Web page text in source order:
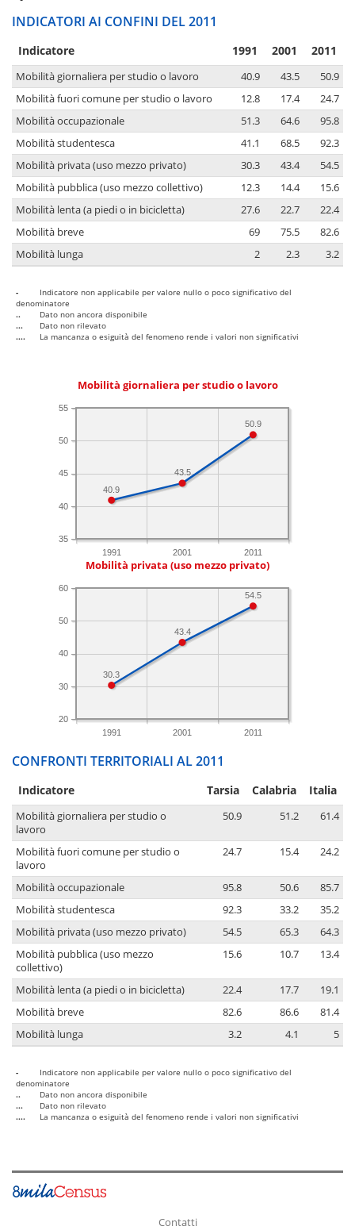
INDICATORI AI CONFINI DEL 2011
Indicatore 1991 2001 2011
Mobilità giornaliera per studio o lavoro 40.9 43.5
50.9
Mobilità fuori comune per studio o lavoro
12.8 17.4
24.7
Mobilità occupazionale
51.3 64.6
95.8
Mobilità studentesca
41.1 68.5
92.3
Mobilità privata (uso mezzo privato)
30.3 43.4
54.5
Mobilità pubblica (uso mezzo collettivo)
12.3 14.4
15.6
Mobilità lenta (a piedi o in bicicletta)
27.6 22.7
22.4
Mobilità breve
69 75.5
82.6
Mobilità lunga
2 2.3 3.2
-
Indicatore non applicabile per valore nullo o poco significativo del
denominatore
..
Dato non ancora disponibile
...
Dato non rilevato
....
La mancanza o esiguità del fenomeno rende i valori non significativi
Mobilità giornaliera per studio o lavoro
1991 2001 2011
35
40
45
50
55
50.9
43.5
40.9
Mobilità privata (uso mezzo privato)
1991 2001 2011
20
30
40
50
60
54.5
43.4
30.3
CONFRONTI TERRITORIALI AL 2011
Indicatore Tarsia Calabria Italia
Mobilità giornaliera per studio o
lavoro
50.9 51.2 61.4
Mobilità fuori comune per studio o
lavoro
24.7 15.4 24.2
Mobilità occupazionale 95.8 50.6
85.7
Mobilità studentesca
92.3 33.2
35.2
Mobilità privata (uso mezzo privato)
54.5 65.3
64.3
Mobilità pubblica (uso mezzo
collettivo)
15.6 10.7 13.4
Mobilità lenta (a piedi o in bicicletta) 22.4 17.7
19.1
Mobilità breve
82.6 86.6
81.4
Mobilità lunga
3.2 4.1 5
-
Indicatore non applicabile per valore nullo o poco significativo del
denominatore
..
Dato non ancora disponibile
...
Dato non rilevato
....
La mancanza o esiguità del fenomeno rende i valori non significativi
Contatti